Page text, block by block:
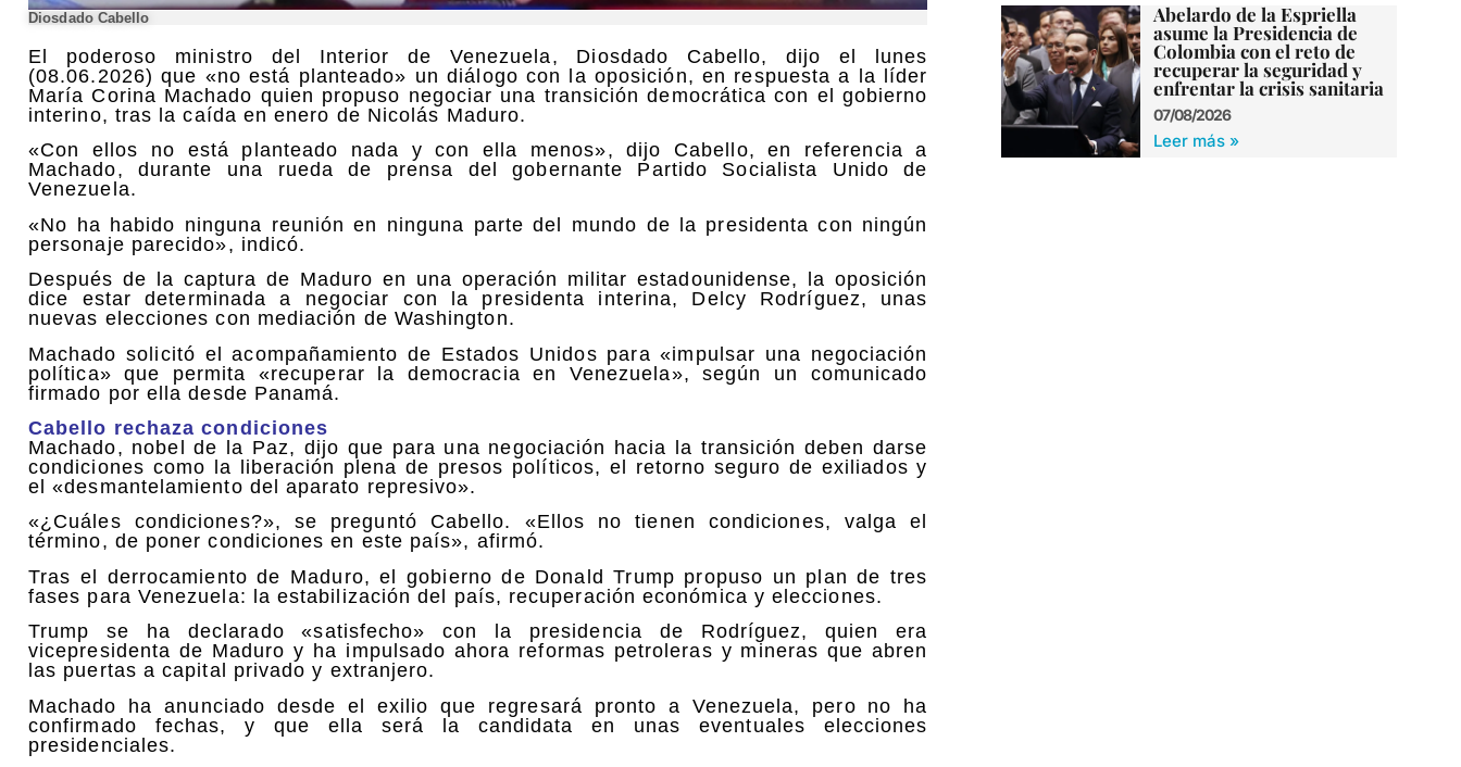
Diosdado Cabello
El poderoso ministro del Interior de Venezuela, Diosdado Cabello, dijo el lunes
(08.06.2026) que «no está planteado» un diálogo con la oposición, en respuesta a la líder
María Corina Machado quien propuso negociar una transición democrática con el gobierno
interino, tras la caída en enero de Nicolás Maduro.
«Con ellos no está planteado nada y con ella menos», dijo Cabello, en referencia a
Machado, durante una rueda de prensa del gobernante Partido Socialista Unido de
Venezuela.
«No ha habido ninguna reunión en ninguna parte del mundo de la presidenta con ningún
personaje parecido», indicó.
Después de la captura de Maduro en una operación militar estadounidense, la oposición
dice estar determinada a negociar con la presidenta interina, Delcy Rodríguez, unas
nuevas elecciones con mediación de Washington.
Machado solicitó el acompañamiento de Estados Unidos para «impulsar una negociación
política» que permita «recuperar la democracia en Venezuela», según un comunicado
firmado por ella desde Panamá.
Cabello rechaza condiciones
Machado, nobel de la Paz, dijo que para una negociación hacia la transición deben darse
condiciones como la liberación plena de presos políticos, el retorno seguro de exiliados y
el «desmantelamiento del aparato represivo».
«¿Cuáles condiciones?», se preguntó Cabello. «Ellos no tienen condiciones, valga el
término, de poner condiciones en este país», afirmó.
Tras el derrocamiento de Maduro, el gobierno de Donald Trump propuso un plan de tres
fases para Venezuela: la estabilización del país, recuperación económica y elecciones.
Trump se ha declarado «satisfecho» con la presidencia de Rodríguez, quien era
vicepresidenta de Maduro y ha impulsado ahora reformas petroleras y mineras que abren
las puertas a capital privado y extranjero.
Machado ha anunciado desde el exilio que regresará pronto a Venezuela, pero no ha
confirmado fechas, y que ella será la candidata en unas eventuales elecciones
presidenciales.
Abelardo de la Espriella
asume la Presidencia de
Colombia con el reto de
recuperar la seguridad y
enfrentar la crisis sanitaria
07/08/2026
Leer más »